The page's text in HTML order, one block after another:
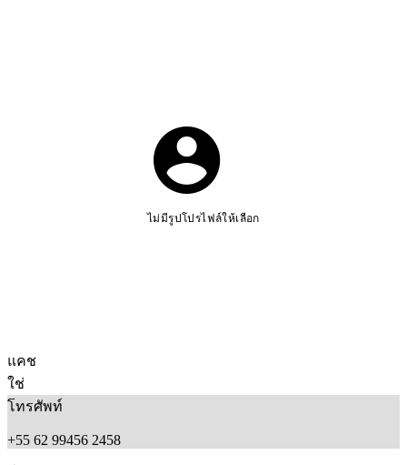
ไม่มีรูปโปรไฟล์ให้เลือก
แคช
ใช่
โทรศัพท์
+55 62 99456 2458